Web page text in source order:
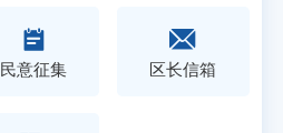
民意征集 区长信箱